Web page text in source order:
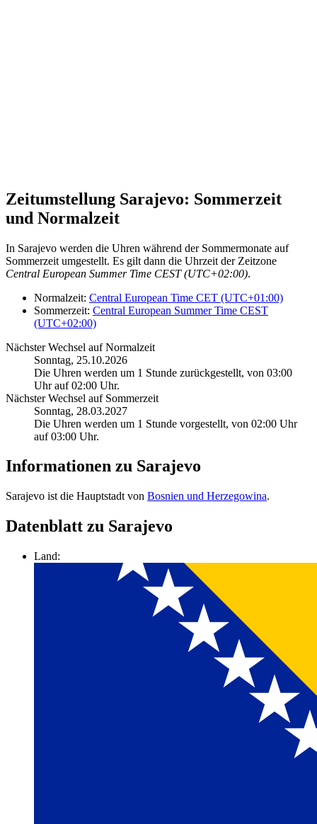
Zeitumstellung Sarajevo: Sommerzeit
und Normalzeit
In Sarajevo werden die Uhren während der Sommermonate auf
Sommerzeit umgestellt. Es gilt dann die Uhrzeit der Zeitzone
Central European Summer Time CEST (UTC+02:00).
Normalzeit: Central European Time CET (UTC+01:00)
Sommerzeit: Central European Summer Time CEST
(UTC+02:00)
Nächster Wechsel auf Normalzeit
Sonntag, 25.10.2026
Die Uhren werden um 1 Stunde zurückgestellt, von 03:00
Uhr auf 02:00 Uhr.
Nächster Wechsel auf Sommerzeit
Sonntag, 28.03.2027
Die Uhren werden um 1 Stunde vorgestellt, von 02:00 Uhr
auf 03:00 Uhr.
Informationen zu Sarajevo
Sarajevo ist die Hauptstadt von Bosnien und Herzegowina.
Datenblatt zu Sarajevo
Land: